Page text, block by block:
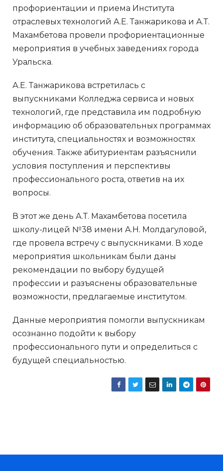
профориентации и приема Института
отраслевых технологий А.Е. Танжарикова и А.Т.
Махамбетова провели профориентационные
мероприятия в учебных заведениях города
Уральска.
А.Е. Танжарикова встретилась с
выпускниками Колледжа сервиса и новых
технологий, где представила им подробную
информацию об образовательных программах
института, специальностях и возможностях
обучения. Также абитуриентам разъяснили
условия поступления и перспективы
профессионального роста, ответив на их
вопросы.
В этот же день А.Т. Махамбетова посетила
школу-лицей №38 имени А.Н. Молдагуловой,
где провела встречу с выпускниками. В ходе
мероприятия школьникам были даны
рекомендации по выбору будущей
профессии и разъяснены образовательные
возможности, предлагаемые институтом.
Данные мероприятия помогли выпускникам
осознанно подойти к выбору
профессионального пути и определиться с
будущей специальностью.